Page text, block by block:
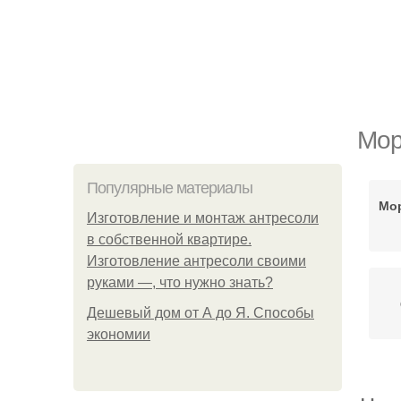
Популярные материалы
Изготовление и монтаж антресоли
в собственной квартире.
Изготовление антресоли своими
руками —, что нужно знать?
Дешевый дом от А до Я. Способы
экономии